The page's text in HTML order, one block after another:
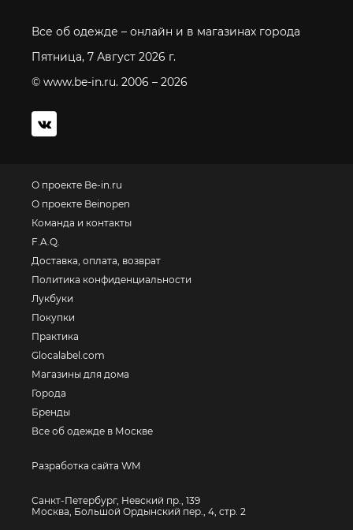
Все об одежде – онлайн и в магазинах города
Пятница, 7 Август 2026 г.
© www.be-in.ru. 2006 – 2026
О проекте Be-in.ru
О проекте Beinopen
Команда и контакты
F.A.Q.
Доставка, оплата, возврат
Политика конфиденциальности
Лукбуки
Покупки
Практика
Glocalabel.com
Магазины для дома
Города
Бренды
Все об одежде в Москве
Разработка сайта WM
Санкт-Петербург, Невский пр., 139
Москва, Большой Ордынский пер., 4, стр. 2